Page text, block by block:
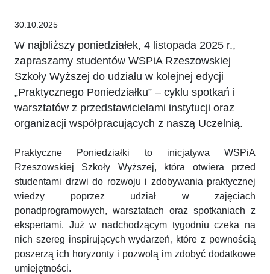
30.10.2025
W najbliższy poniedziałek, 4 listopada 2025 r.,
zapraszamy studentów WSPiA Rzeszowskiej
Szkoły Wyższej do udziału w kolejnej edycji
„Praktycznego Poniedziałku” – cyklu spotkań i
warsztatów z przedstawicielami instytucji oraz
organizacji współpracujących z naszą Uczelnią.
Praktyczne Poniedziałki to inicjatywa WSPiA
Rzeszowskiej Szkoły Wyższej, która otwiera przed
studentami drzwi do rozwoju i zdobywania praktycznej
wiedzy poprzez udział w zajęciach
ponadprogramowych, warsztatach oraz spotkaniach z
ekspertami. Już w nadchodzącym tygodniu czeka na
nich szereg inspirujących wydarzeń, które z pewnością
poszerzą ich horyzonty i pozwolą im zdobyć dodatkowe
umiejętności.